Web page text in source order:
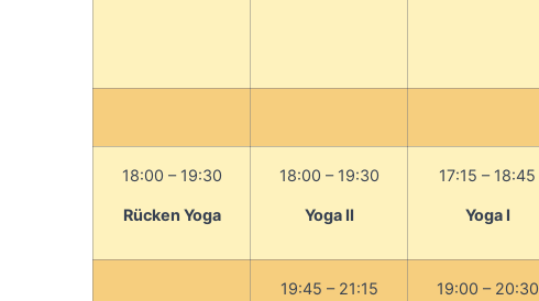
18:00 – 19:30
Rücken Yoga
18:00 – 19:30
Yoga II
17:15 – 18:45
Yoga I
19:45 – 21:15 19:00 – 20:30